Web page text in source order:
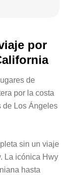
por
de
por la costa
de Los Ángeles
sin un viaje
La icónica Hwy
hasta